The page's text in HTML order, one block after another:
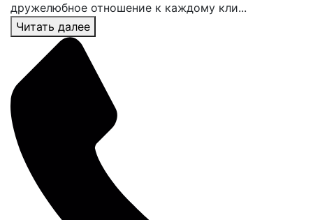
дружелюбное отношение к каждому кли...
Читать далее